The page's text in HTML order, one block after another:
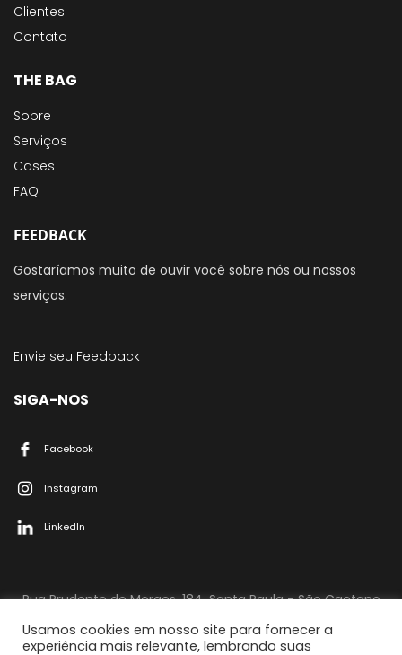
Clientes
Contato
THE BAG
Sobre
Serviços
Cases
FAQ
FEEDBACK
Gostaríamos muito de ouvir você sobre nós ou nossos
serviços.
Envie seu Feedback
SIGA-NOS
Facebook
Instagram
LinkedIn
Rua Prudente de Moraes, 184, Santa Paula - São Caetano
do Sul/SP CEP: 09541-450
© 2015-2019 Agência The Bag | Todos os direitos
Usamos cookies em nosso site para fornecer a
experiência mais relevante, lembrando suas